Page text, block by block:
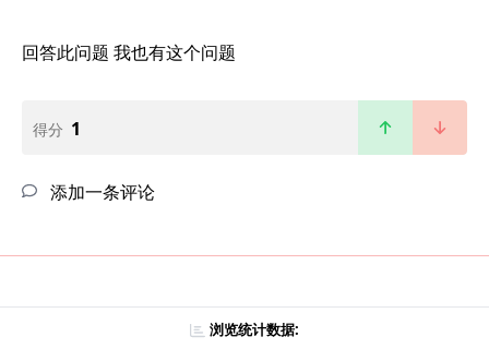
回答此问题 我也有这个问题
得分 1
添加一条评论
浏览统计数据: